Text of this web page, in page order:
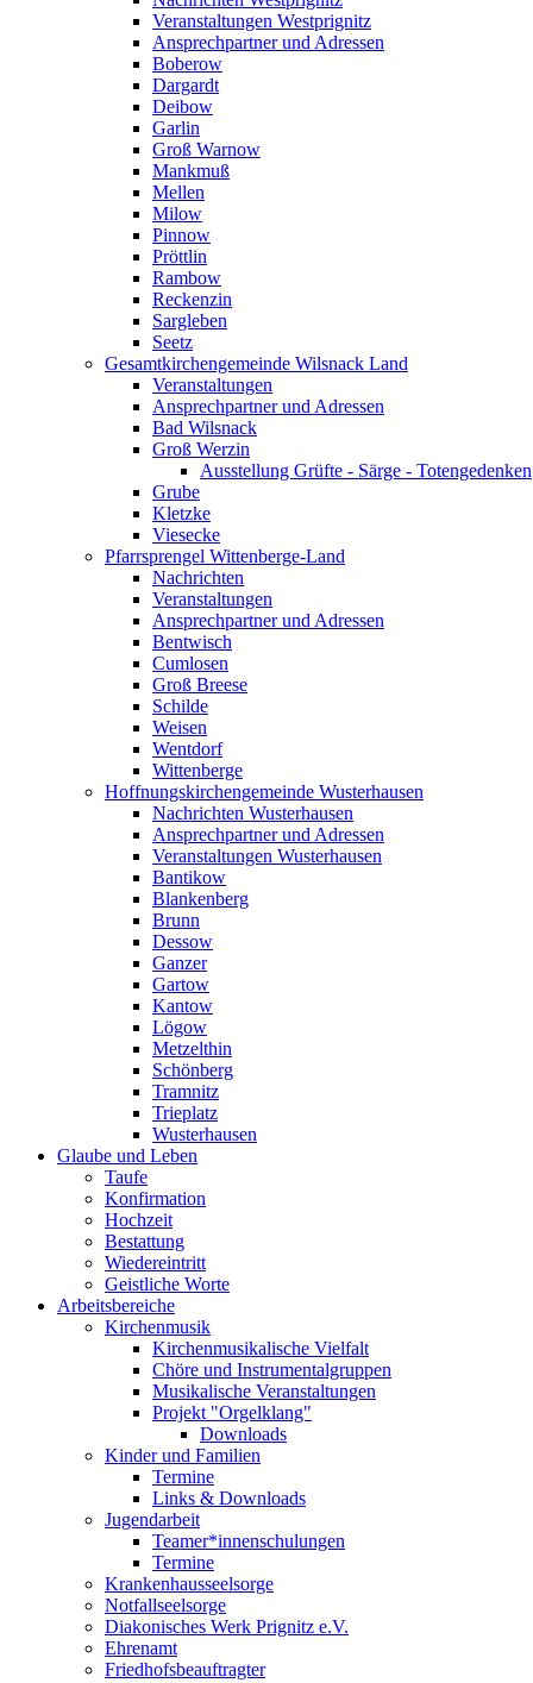
Veranstaltungen Westprignitz
Ansprechpartner und Adressen
Boberow
Dargardt
Deibow
Garlin
Groß Warnow
Mankmuß
Mellen
Milow
Pinnow
Pröttlin
Rambow
Reckenzin
Sargleben
Seetz
Gesamtkirchengemeinde Wilsnack Land
Veranstaltungen
Ansprechpartner und Adressen
Bad Wilsnack
Groß Werzin
Ausstellung Grüfte - Särge - Totengedenken
Grube
Kletzke
Viesecke
Pfarrsprengel Wittenberge-Land
Nachrichten
Veranstaltungen
Ansprechpartner und Adressen
Bentwisch
Cumlosen
Groß Breese
Schilde
Weisen
Wentdorf
Wittenberge
Hoffnungskirchengemeinde Wusterhausen
Nachrichten Wusterhausen
Ansprechpartner und Adressen
Veranstaltungen Wusterhausen
Bantikow
Blankenberg
Brunn
Dessow
Ganzer
Gartow
Kantow
Lögow
Metzelthin
Schönberg
Tramnitz
Trieplatz
Wusterhausen
Glaube und Leben
Taufe
Konfirmation
Hochzeit
Bestattung
Wiedereintritt
Geistliche Worte
Arbeitsbereiche
Kirchenmusik
Kirchenmusikalische Vielfalt
Chöre und Instrumentalgruppen
Musikalische Veranstaltungen
Projekt "Orgelklang"
Downloads
Kinder und Familien
Termine
Links & Downloads
Jugendarbeit
Teamer*innenschulungen
Termine
Krankenhausseelsorge
Notfallseelsorge
Diakonisches Werk Prignitz e.V.
Ehrenamt
Friedhofsbeauftragter